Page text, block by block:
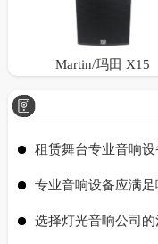
Martin/玛田 X15
租赁舞台专业音响
专业音响设备应满
选择灯光音响公司